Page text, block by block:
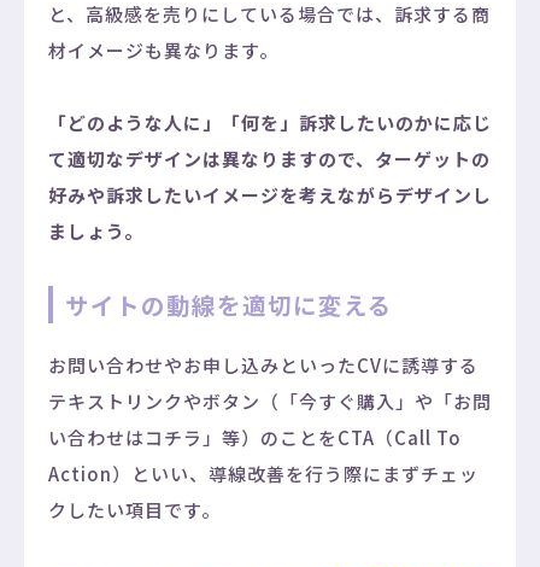
と、高級感を売りにしている場合では、訴求する商
材イメージも異なります。
「どのような人に」「何を」訴求したいのかに応じ
て適切なデザインは異なりますので、ターゲットの
好みや訴求したいイメージを考えながらデザインし
ましょう。
サイトの動線を適切に変える
お問い合わせやお申し込みといったCVに誘導する
テキストリンクやボタン（「今すぐ購入」や「お問
い合わせはコチラ」等）のことをCTA（Call To
Action）といい、導線改善を行う際にまずチェッ
クしたい項目です。